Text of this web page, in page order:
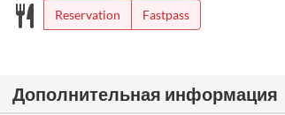
Reservation
Fastpass
Дополнительная информация